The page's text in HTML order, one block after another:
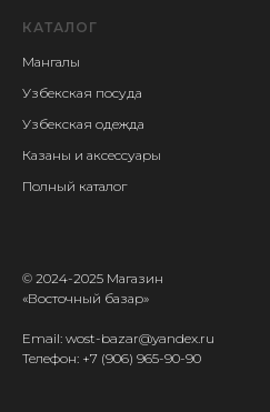
КАТАЛОГ
Мангалы
Узбекская посуда
Узбекская одежда
Казаны и аксессуары
Полный каталог
© 2024-2025 Магазин
«Восточный базар»
Email: wost-bazar@yandex.ru
Телефон: +7 (906) 965-90-90